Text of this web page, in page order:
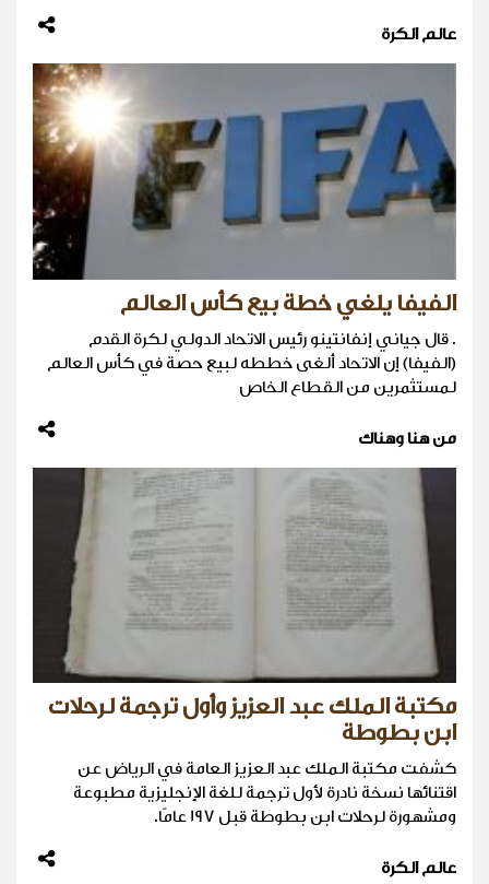
عالم الكرة
الفيفا يلغي خطة بيع كأس العالم
. قال جياني إنفانتينو رئيس الاتحاد الدولي لكرة القدم
(الفيفا) إن الاتحاد ‌ألغى خططه لبيع حصة في كأس العالم
لمستثمرين من القطاع الخاص
من هنا وهناك
مكتبة الملك عبد العزيز وأول ترجمة لرحلات
ابن بطوطة
كشفت مكتبة الملك عبد العزيز العامة في الرياض عن
اقتنائها نسخة نادرة لأول ترجمة للغة الإنجليزية مطبوعة
ومشهورة لرحلات ابن بطوطة قبل 197 عامًا.
عالم الكرة